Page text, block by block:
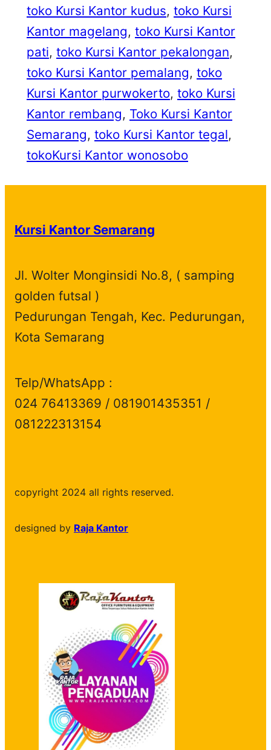
toko Kursi Kantor kudus, toko Kursi
Kantor magelang, toko Kursi Kantor
pati, toko Kursi Kantor pekalongan
toko Kursi Kantor pemalang, toko
Kursi Kantor purwokerto, toko Kursi
Kantor rembang, Toko Kursi Kantor
Semarang, toko Kursi Kantor tegal
tokoKursi Kantor wonosobo
Kursi Kantor Semarang
Jl. Wolter Monginsidi No.8, ( samping
golden futsal )
Pedurungan Tengah, Kec. Pedurungan,
Kota Semarang
Telp/WhatsApp :
024 76413369 / 081901435351 /
081222313154
copyright 2024 all rights reserved.
designed by Raja Kantor